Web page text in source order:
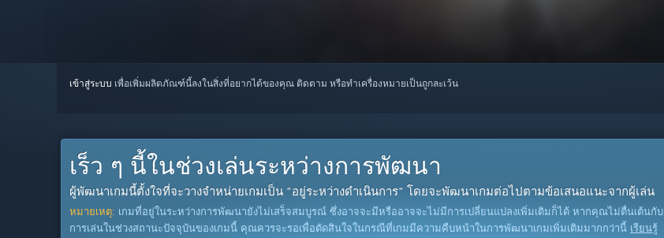
เข้าสู่ระบบ เพื่อเพิ่มผลิตภัณฑ์นี้ลงในสิ่งที่อยากได้ของคุณ ติดตาม หรือทำเครื่องหมายเป็นถูกละเว้น
เร็ว ๆ นี้ในช่วงเล่นระหว่างการพัฒนา
ผู้พัฒนาเกมนี้ตั้งใจที่จะวางจำหน่ายเกมเป็น "อยู่ระหว่างดำเนินการ" โดยจะพัฒนาเกมต่อไปตามข้อเสนอแนะจากผู้เล่น
หมายเหตุ: เกมที่อยู่ในระหว่างการพัฒนายังไม่เสร็จสมบูรณ์ ซึ่งอาจจะมีหรืออาจจะไม่มีการเปลี่ยนแปลงเพิ่มเติมก็ได้ หากคุณไม่ตื่นเต้นกับ
การเล่นในช่วงสถานะปัจจุบันของเกมนี้ คุณควรจะรอเพื่อตัดสินใจในกรณีที่เกมมีความคืบหน้าในการพัฒนาเกมเพิ่มเติมมากกว่านี้ เรียนรู้